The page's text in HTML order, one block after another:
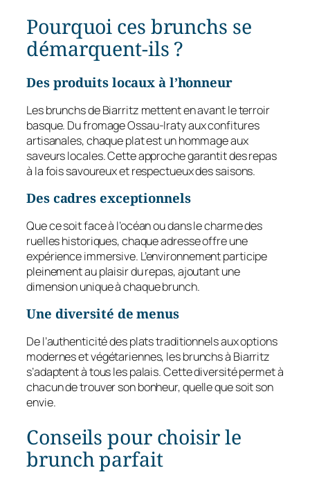
Pourquoi ces brunchs se
démarquent-ils ?
Des produits locaux à l’honneur
Les brunchs de Biarritz mettent en avant le terroir
basque. Du fromage Ossau-Iraty aux confitures
artisanales, chaque plat est un hommage aux
saveurs locales. Cette approche garantit des repas
à la fois savoureux et respectueux des saisons.
Des cadres exceptionnels
Que ce soit face à l’océan ou dans le charme des
ruelles historiques, chaque adresse offre une
expérience immersive. L’environnement participe
pleinement au plaisir du repas, ajoutant une
dimension unique à chaque brunch.
Une diversité de menus
De l’authenticité des plats traditionnels aux options
modernes et végétariennes, les brunchs à Biarritz
s’adaptent à tous les palais. Cette diversité permet à
chacun de trouver son bonheur, quelle que soit son
envie.
Conseils pour choisir le
brunch parfait